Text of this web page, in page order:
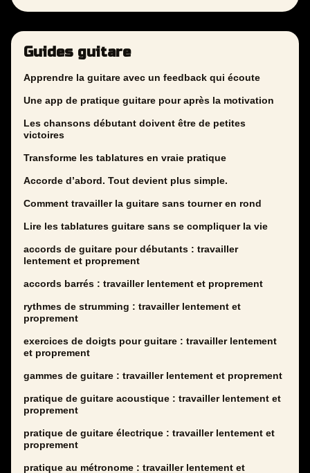
Guides guitare
Apprendre la guitare avec un feedback qui écoute
Une app de pratique guitare pour après la motivation
Les chansons débutant doivent être de petites
victoires
Transforme les tablatures en vraie pratique
Accorde d’abord. Tout devient plus simple.
Comment travailler la guitare sans tourner en rond
Lire les tablatures guitare sans se compliquer la vie
accords de guitare pour débutants : travailler
lentement et proprement
accords barrés : travailler lentement et proprement
rythmes de strumming : travailler lentement et
proprement
exercices de doigts pour guitare : travailler lentement
et proprement
gammes de guitare : travailler lentement et proprement
pratique de guitare acoustique : travailler lentement et
proprement
pratique de guitare électrique : travailler lentement et
proprement
pratique au métronome : travailler lentement et